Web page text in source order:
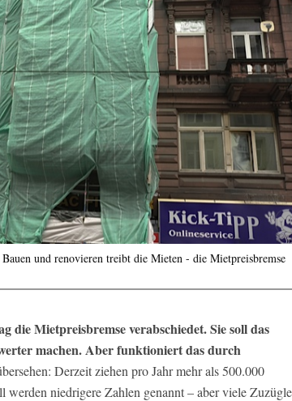
und renovieren treibt die Mieten - die Mietpreisbremse
die Mietpreisbremse verabschiedet. Sie soll das
machen. Aber funktioniert das durch
Derzeit ziehen pro Jahr mehr als 500.000
werden niedrigere Zahlen genannt – aber viele